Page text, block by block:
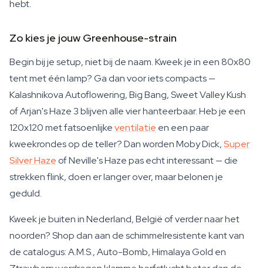
hebt.
Zo kies je jouw Greenhouse-strain
Begin bij je setup, niet bij de naam. Kweek je in een 80x80
tent met één lamp? Ga dan voor iets compacts —
Kalashnikova Autoflowering, Big Bang, Sweet Valley Kush
of Arjan's Haze 3 blijven alle vier hanteerbaar. Heb je een
120x120 met fatsoenlijkeventilatie en een paar
kweekrondes op de teller? Dan worden Moby Dick,Super
Silver Haze of Neville's Haze pas echt interessant — die
strekken flink, doen er langer over, maar belonen je
geduld.
Kweek je buiten in Nederland, België of verder naar het
noorden? Shop dan aan de schimmelresistente kant van
de catalogus: A.M.S., Auto-Bomb, Himalaya Gold en